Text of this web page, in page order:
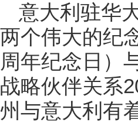
意大利驻华
两个伟大的纪
周年纪念日）
战略伙伴关系
州与意大利有